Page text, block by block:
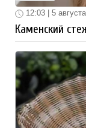
12:03 | 5 августа
Каменский